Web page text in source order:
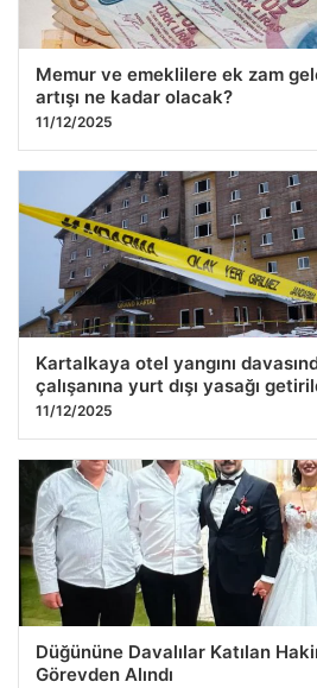
Memur ve emeklilere ek zam
artışı ne kadar olacak?
11/12/2025
Kartalkaya otel yangını
çalışanına yurt dışı yasağı
11/12/2025
Düğününe Davalılar Katılan
Görevden Alındı